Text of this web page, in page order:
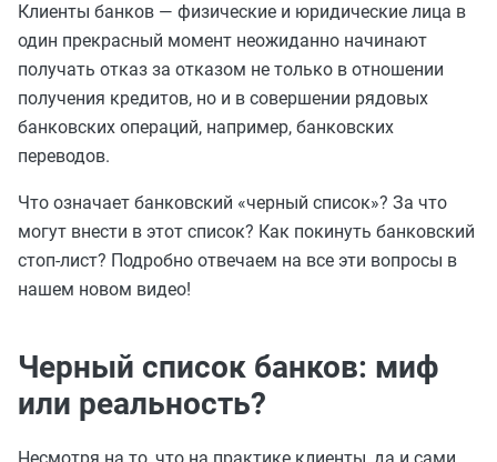
Клиенты банков — физические и юридические лица в
один прекрасный момент неожиданно начинают
получать отказ за отказом не только в отношении
получения кредитов, но и в совершении рядовых
банковских операций, например, банковских
переводов.
Что означает банковский «черный список»? За что
могут внести в этот список? Как покинуть банковский
стоп-лист? Подробно отвечаем на все эти вопросы в
нашем новом видео!
Черный список банков: миф
или реальность?